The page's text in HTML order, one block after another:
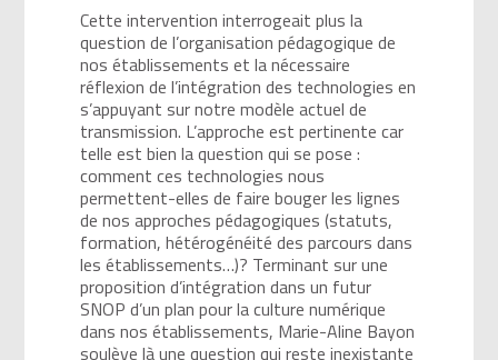
Cette intervention interrogeait plus la
question de l’organisation pédagogique de
nos établissements et la nécessaire
réflexion de l’intégration des technologies en
s’appuyant sur notre modèle actuel de
transmission. L’approche est pertinente car
telle est bien la question qui se pose :
comment ces technologies nous
permettent-elles de faire bouger les lignes
de nos approches pédagogiques (statuts,
formation, hétérogénéité des parcours dans
les établissements…)? Terminant sur une
proposition d’intégration dans un futur
SNOP d’un plan pour la culture numérique
dans nos établissements, Marie-Aline Bayon
soulève là une question qui reste inexistante